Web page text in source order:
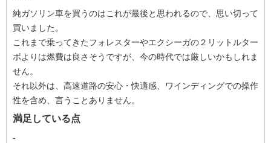
純ガソリン車を買うのはこれが最後と思われるので、思い切って
買いました。
これまで乗ってきたフォレスターやエクシーガの２リットルター
ボよりは燃費は良さそうですが、今の時代では厳しいかもしれま
せん。
それ以外は、高速道路の安心・快適感、ワインディングでの操作
性を含め、言うことありません。
満足している点
-